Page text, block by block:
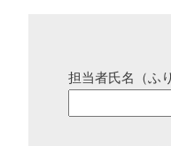
担当者氏名（ふ